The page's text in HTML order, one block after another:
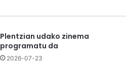
Plentzian udako zinema
programatu da
2026-07-23